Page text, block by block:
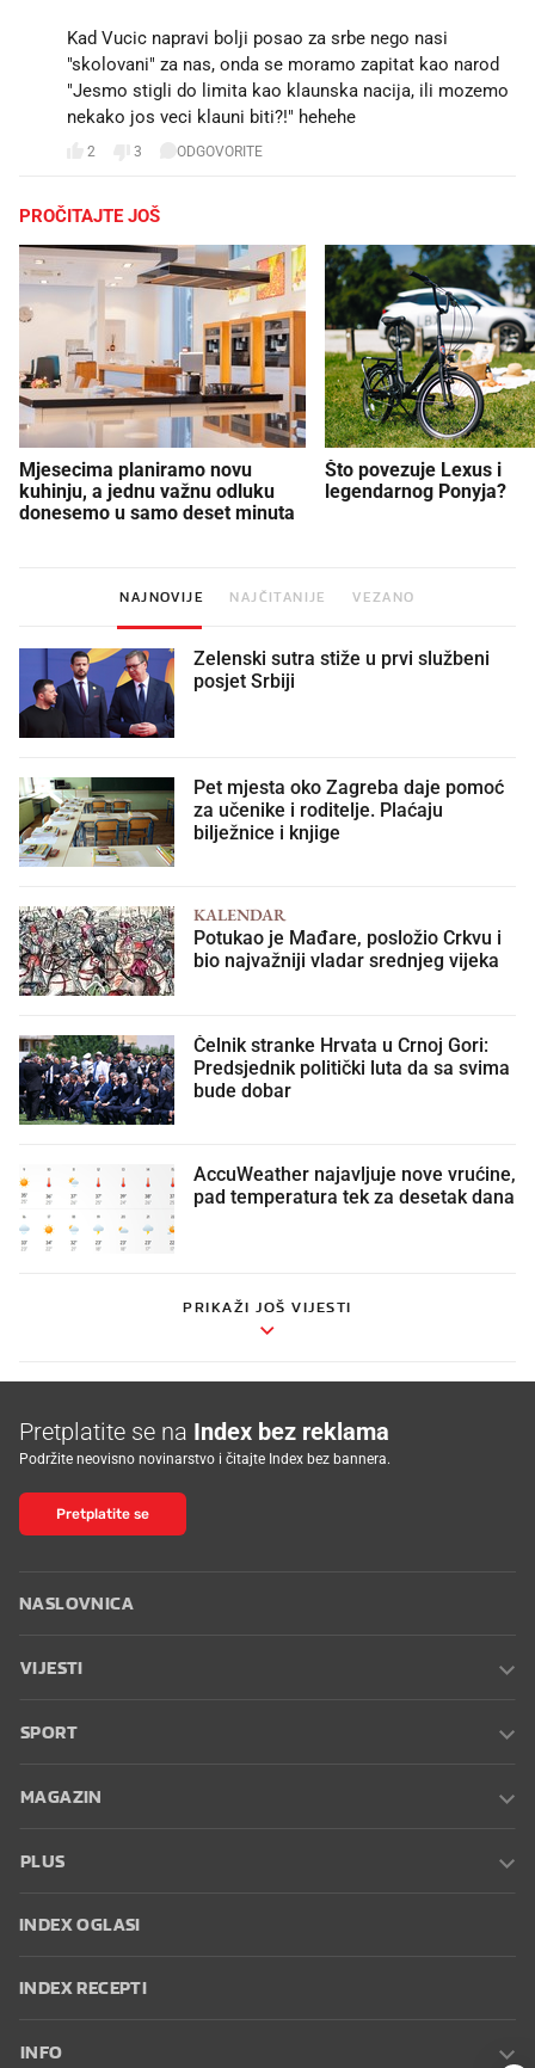
Kad Vucic napravi bolji posao za srbe nego nasi
"skolovani" za nas, onda se moramo zapitat kao narod
"Jesmo stigli do limita kao klaunska nacija, ili mozemo
nekako jos veci klauni biti?!" hehehe
2 3 ODGOVORITE
PROČITAJTE JOŠ
Mjesecima planiramo novu
kuhinju, a jednu važnu odluku
donesemo u samo deset minuta
Što povezuje Lexus i
legendarnog Ponyja?
NAJNOVIJE NAJČITANIJE VEZANO
Zelenski sutra stiže u prvi službeni
posjet Srbiji
Pet mjesta oko Zagreba daje pomoć
za učenike i roditelje. Plaćaju
bilježnice i knjige
KALENDAR
Potukao je Mađare, posložio Crkvu i
bio najvažniji vladar srednjeg vijeka
Čelnik stranke Hrvata u Crnoj Gori:
Predsjednik politički luta da sa svima
bude dobar
AccuWeather najavljuje nove vrućine,
pad temperatura tek za desetak dana
PRIKAŽI JOŠ VIJESTI
Pretplatite se na Index bez reklama
Podržite neovisno novinarstvo i čitajte Index bez bannera.
Pretplatite se
NASLOVNICA
VIJESTI
SPORT
MAGAZIN
PLUS
INDEX OGLASI
INDEX RECEPTI
INFO